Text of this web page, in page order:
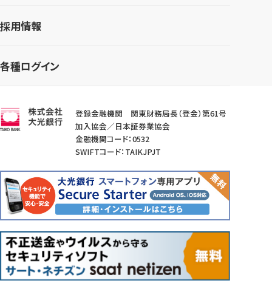
採用情報
各種ログイン
登録金融機関 関東財務局長（登金）第61号
加入協会／日本証券業協会
金融機関コード：0532
SWIFTコード：TAIKJPJT